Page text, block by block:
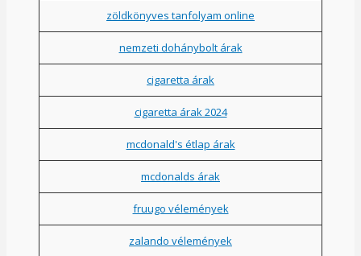
zöldkönyves tanfolyam online
nemzeti dohánybolt árak
cigaretta árak
cigaretta árak 2024
mcdonald's étlap árak
mcdonalds árak
fruugo vélemények
zalando vélemények